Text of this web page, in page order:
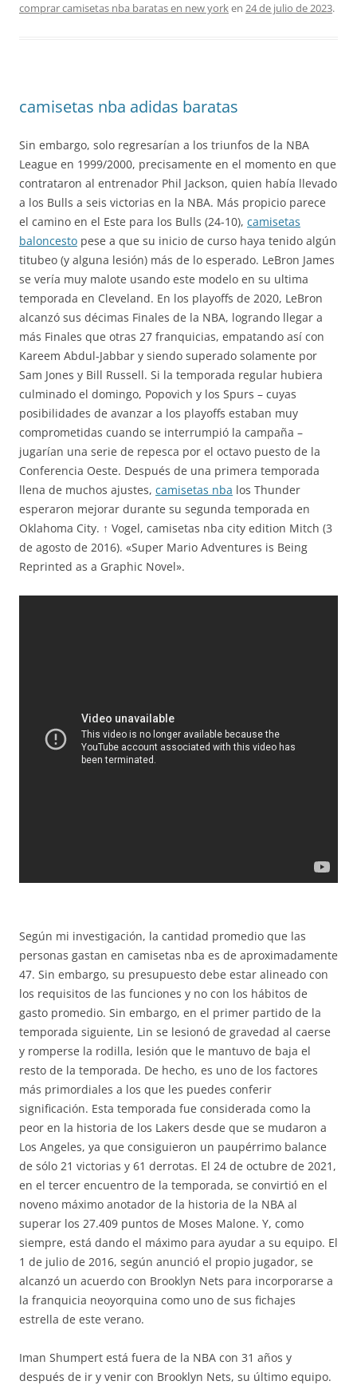
comprar camisetas nba baratas en new yorken 24 de julio de 2023.
camisetas nba adidas baratas
Sin embargo, solo regresarían a los triunfos de la NBA
League en 1999/2000, precisamente en el momento en que
contrataron al entrenador Phil Jackson, quien había llevado
a los Bulls a seis victorias en la NBA. Más propicio parece
el camino en el Este para los Bulls (24-10), camisetas
baloncesto pese a que su inicio de curso haya tenido algún
titubeo (y alguna lesión) más de lo esperado. LeBron James
se vería muy malote usando este modelo en su ultima
temporada en Cleveland. En los playoffs de 2020, LeBron
alcanzó sus décimas Finales de la NBA, logrando llegar a
más Finales que otras 27 franquicias, empatando así con
Kareem Abdul-Jabbar y siendo superado solamente por
Sam Jones y Bill Russell. Si la temporada regular hubiera
culminado el domingo, Popovich y los Spurs – cuyas
posibilidades de avanzar a los playoffs estaban muy
comprometidas cuando se interrumpió la campaña –
jugarían una serie de repesca por el octavo puesto de la
Conferencia Oeste. Después de una primera temporada
llena de muchos ajustes, camisetas nba los Thunder
esperaron mejorar durante su segunda temporada en
Oklahoma City. ↑ Vogel, camisetas nba city edition Mitch (3
de agosto de 2016). «Super Mario Adventures is Being
Reprinted as a Graphic Novel».
Según mi investigación, la cantidad promedio que las
personas gastan en camisetas nba es de aproximadamente
47. Sin embargo, su presupuesto debe estar alineado con
los requisitos de las funciones y no con los hábitos de
gasto promedio. Sin embargo, en el primer partido de la
temporada siguiente, Lin se lesionó de gravedad al caerse
y romperse la rodilla, lesión que le mantuvo de baja el
resto de la temporada. De hecho, es uno de los factores
más primordiales a los que les puedes conferir
significación. Esta temporada fue considerada como la
peor en la historia de los Lakers desde que se mudaron a
Los Angeles, ya que consiguieron un paupérrimo balance
de sólo 21 victorias y 61 derrotas. El 24 de octubre de 2021,
en el tercer encuentro de la temporada, se convirtió en el
noveno máximo anotador de la historia de la NBA al
superar los 27.409 puntos de Moses Malone. Y, como
siempre, está dando el máximo para ayudar a su equipo. El
1 de julio de 2016, según anunció el propio jugador, se
alcanzó un acuerdo con Brooklyn Nets para incorporarse a
la franquicia neoyorquina como uno de sus fichajes
estrella de este verano.
Iman Shumpert está fuera de la NBA con 31 años y
después de ir y venir con Brooklyn Nets, su último equipo.